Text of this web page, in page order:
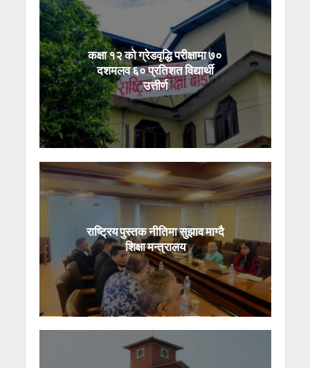
कक्षा १२ को ग्रेडवृद्धि परीक्षामा ७०
दशमलव ६० प्रतिशत विद्यार्थी
उत्तीर्ण
राष्ट्रिय पुस्तक नीतिमा सुझाव माग्दै
शिक्षा मन्त्रालय